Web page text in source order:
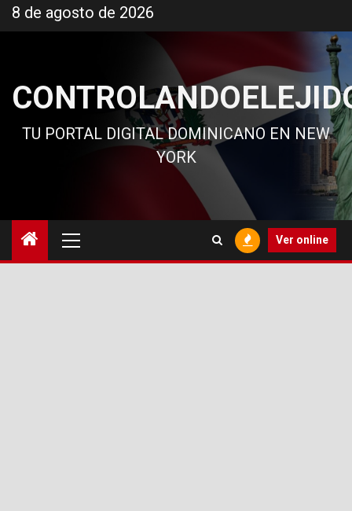
al
8 de agosto de 2026
TU PORTAL DIGITAL DOMINICANO EN NEW
YORK
principal
Ver online